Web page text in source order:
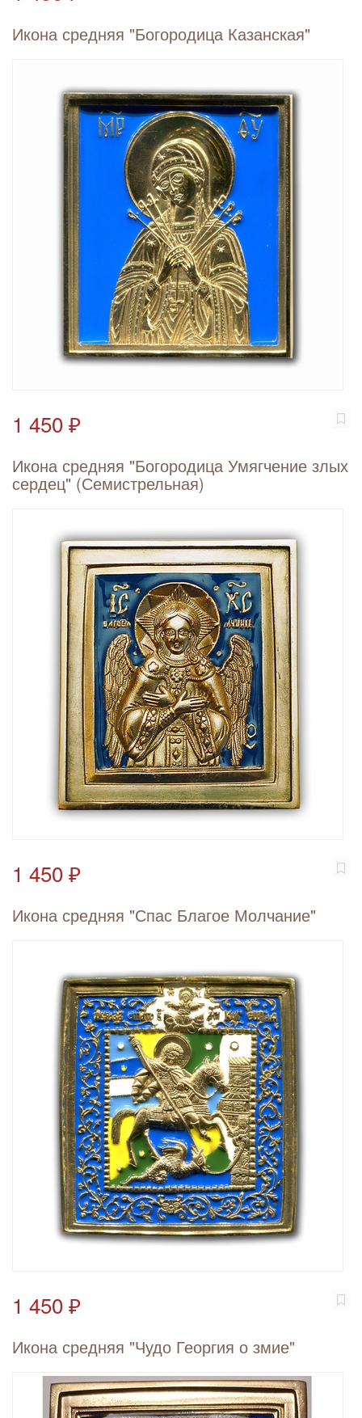
Икона средняя "Богородица Казанская"
1 450 ₽
Икона средняя "Богородица Умягчение злых
сердец" (Семистрельная)
1 450 ₽
Икона средняя "Спас Благое Молчание"
1 450 ₽
Икона средняя "Чудо Георгия о змие"